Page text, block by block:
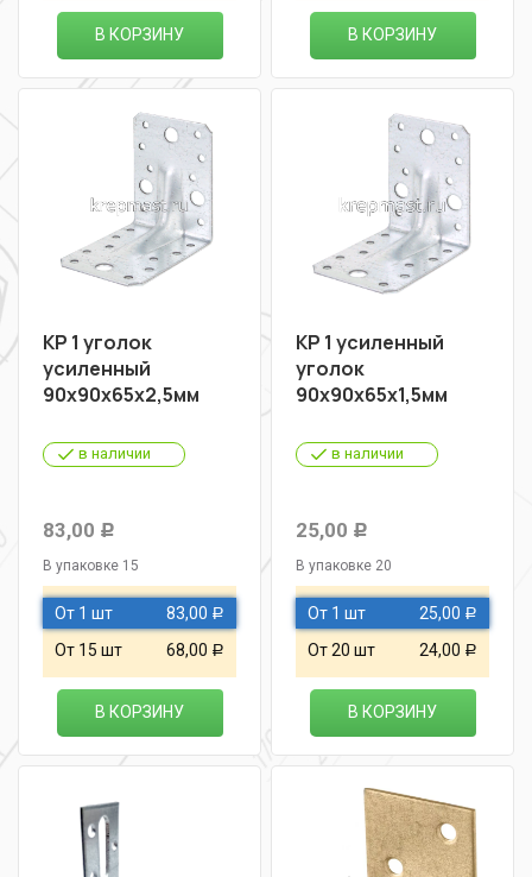
В КОРЗИНУ В КОРЗИНУ
KP 1 уголок
усиленный
90х90х65х2,5мм
в наличии
83,00 Р
В упаковке 15
От 1 шт 83,00 Р
От 15 шт 68,00 Р
В КОРЗИНУ
КР 1 усиленный
уголок
90х90х65х1,5мм
в наличии
25,00 Р
В упаковке 20
От 1 шт 25,00 Р
От 20 шт 24,00 Р
В КОРЗИНУ